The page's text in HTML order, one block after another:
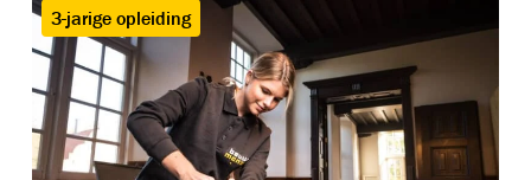
3-jarige opleiding